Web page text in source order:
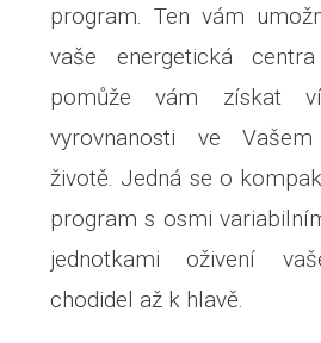
program. Ten vám
vaše energetická
pomůže vám získat
vyrovnanosti ve Vašem
životě. Jedná se o
program s osmi
jednotkami oživení
chodidel až k hlavě.